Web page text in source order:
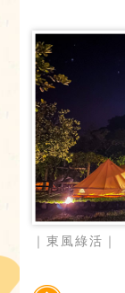
｜東風綠活｜